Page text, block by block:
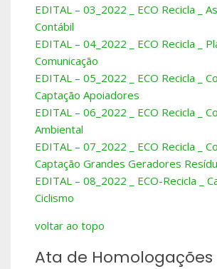
EDITAL – 03_2022 _ ECO Recicla _
Contábil
EDITAL – 04_2022 _ ECO Recicla _
Comunicação
EDITAL – 05_2022 _ ECO Recicla _
Captação Apoiadores
EDITAL – 06_2022 _ ECO Recicla _
Ambiental
EDITAL – 07_2022 _ ECO Recicla _
Captação Grandes Geradores
EDITAL – 08_2022 _ ECO-Recicla _
Ciclismo
voltar ao topo
Ata de Homologações